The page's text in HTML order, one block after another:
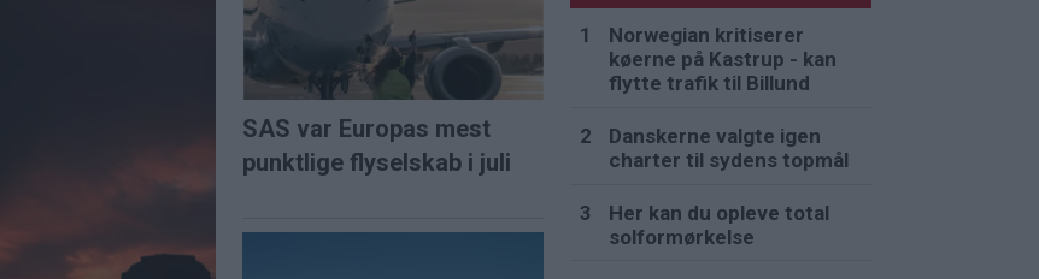
SAS var Europas mest
punktlige flyselskab i juli
Norwegian kritiserer
køerne på Kastrup - kan
flytte trafik til Billund
Danskerne valgte igen
charter til sydens topmål
Her kan du opleve total
solformørkelse